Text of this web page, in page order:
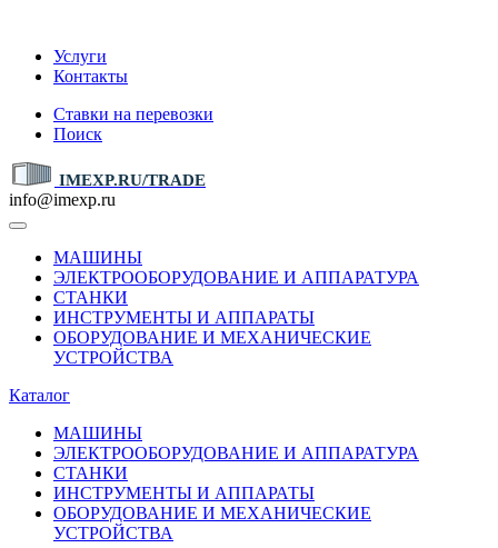
Услуги
Контакты
Ставки на перевозки
Поиск
IMEXP.RU/TRADE
info@imexp.ru
МАШИНЫ
ЭЛЕКТРООБОРУДОВАНИЕ И АППАРАТУРА
СТАНКИ
ИНСТРУМЕНТЫ И АППАРАТЫ
ОБОРУДОВАНИЕ И МЕХАНИЧЕСКИЕ
УСТРОЙСТВА
Каталог
МАШИНЫ
ЭЛЕКТРООБОРУДОВАНИЕ И АППАРАТУРА
СТАНКИ
ИНСТРУМЕНТЫ И АППАРАТЫ
ОБОРУДОВАНИЕ И МЕХАНИЧЕСКИЕ
УСТРОЙСТВА